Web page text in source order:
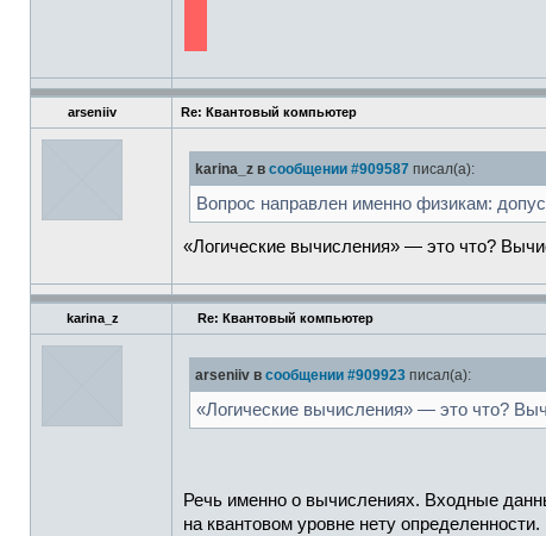
arseniiv Re: Квантовый компьютер
karina_z в сообщении #909587 писал(а):
Вопрос направлен именно физикам:
«Логические вычисления» — это что?
karina_z Re: Квантовый компьютер
arseniiv в сообщении #909923 писал(а):
«Логические вычисления» — это что?
Речь именно о вычислениях. Входные
на квантовом уровне нету определенности.